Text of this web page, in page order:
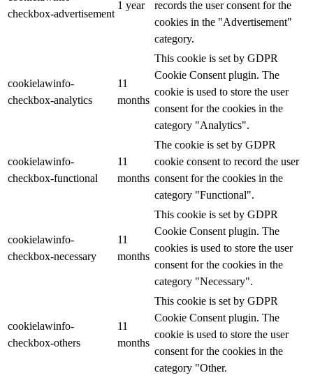
checkbox-advertisement
1 year
records the user consent for the
cookies in the "Advertisement"
category.
cookielawinfo-
checkbox-analytics
11
months
This cookie is set by GDPR
Cookie Consent plugin. The
cookie is used to store the user
consent for the cookies in the
category "Analytics".
cookielawinfo-
checkbox-functional
11
months
The cookie is set by GDPR
cookie consent to record the user
consent for the cookies in the
category "Functional".
cookielawinfo-
checkbox-necessary
11
months
This cookie is set by GDPR
Cookie Consent plugin. The
cookies is used to store the user
consent for the cookies in the
category "Necessary".
cookielawinfo-
checkbox-others
11
months
This cookie is set by GDPR
Cookie Consent plugin. The
cookie is used to store the user
consent for the cookies in the
category "Other.